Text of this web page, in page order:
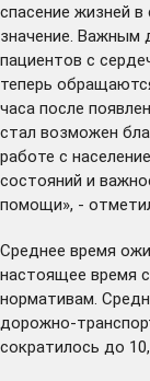
спасение жизней
значение. Важным
пациентов с
теперь
часа после
стал возможен
работе с
состояний и
помощи», -
Среднее время
настоящее время
нормативам.
сократилось до